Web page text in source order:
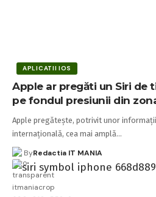
APLICATII IOS
Apple ar pregăti un Siri de
pe fondul presiunii din
Apple pregătește, potrivit unor
internațională, cea mai amplă…
ByRedactia IT MANIA